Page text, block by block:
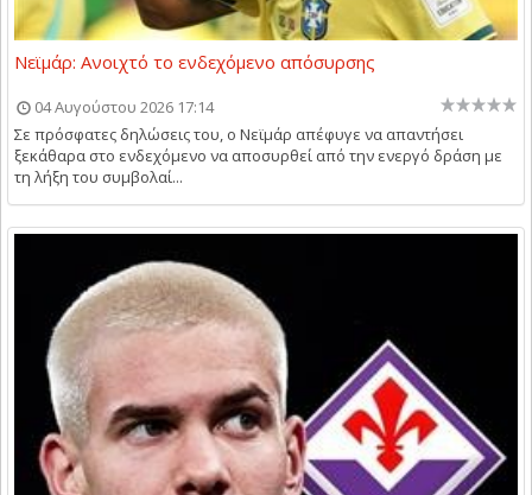
Νεϊμάρ: Ανοιχτό το ενδεχόμενο απόσυρσης
04 Αυγούστου 2026 17:14
Σε πρόσφατες δηλώσεις του, ο Νεϊμάρ απέφυγε να απαντήσει
ξεκάθαρα στο ενδεχόμενο να αποσυρθεί από την ενεργό δράση με
τη λήξη του συμβολαί...